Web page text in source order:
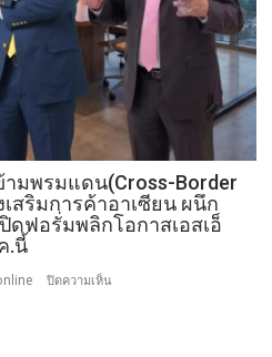
มพรมแดน(Cross-Border
สริมการค้าอาเซียน ผนึก
ดฟอรั่มพลิกโอกาสเอสเอ็
.นี้
ปิดความเห็น